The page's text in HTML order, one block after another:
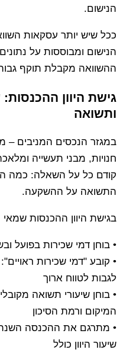
הנישום.
ככל שיש יותר עסקאות
הנישום ומבוססות על
ההשוואה מקבלת תוקף
גישת היוון
ותשואה
במגזר הנכסים המניבים –
חנויות, מבני תעשייה
קודם כל על השאלה: כמה
התשואה על ההשקעה.
בגישת היוון ההכנסות שמאי
• בוחן דמי שכירות בפועל
• קובע "דמי שכירות
לגבות לטווח ארוך
• בוחן שיעורי תשואה
המיקום ורמת הסיכון
• מתרגם את ההכנסה
שיעור היוון כולל